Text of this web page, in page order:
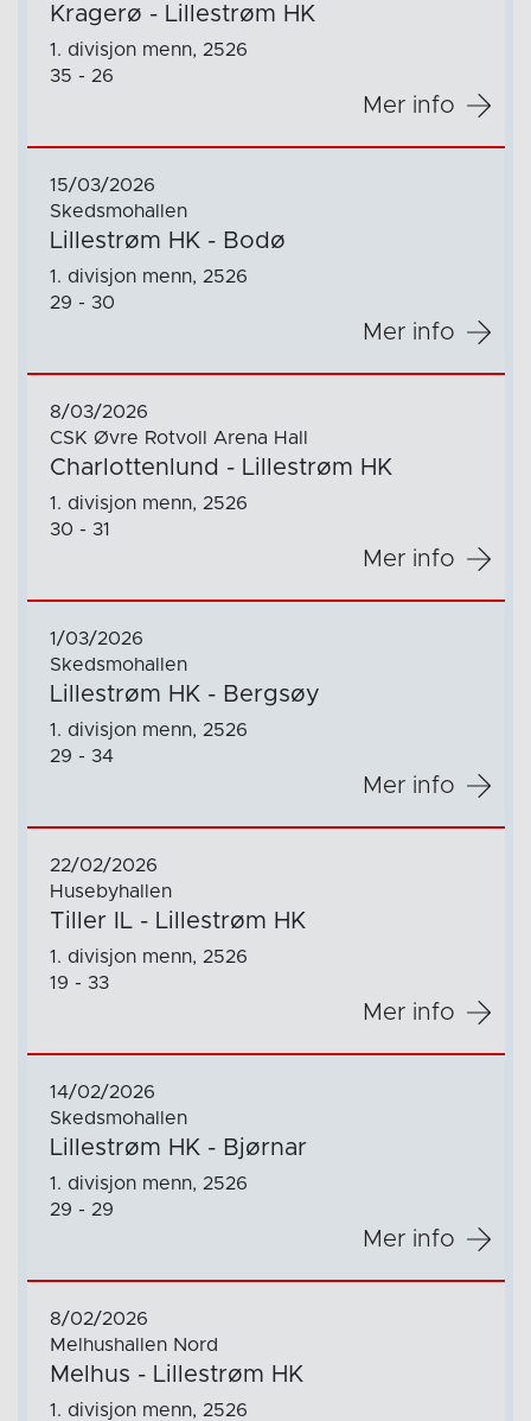
Kragerø - Lillestrøm HK
1. divisjon menn, 2526
35 - 26
Mer info
15/03/2026
Skedsmohallen
Lillestrøm HK - Bodø
1. divisjon menn, 2526
29 - 30
Mer info
8/03/2026
CSK Øvre Rotvoll Arena Hall
Charlottenlund - Lillestrøm HK
1. divisjon menn, 2526
30 - 31
Mer info
1/03/2026
Skedsmohallen
Lillestrøm HK - Bergsøy
1. divisjon menn, 2526
29 - 34
Mer info
22/02/2026
Husebyhallen
Tiller IL - Lillestrøm HK
1. divisjon menn, 2526
19 - 33
Mer info
14/02/2026
Skedsmohallen
Lillestrøm HK - Bjørnar
1. divisjon menn, 2526
29 - 29
Mer info
8/02/2026
Melhushallen Nord
Melhus - Lillestrøm HK
1. divisjon menn, 2526